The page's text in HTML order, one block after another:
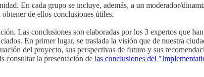
En cada grupo se incluye, además, a un moderador/
de ellos conclusiones útiles.
Las conclusiones son elaboradas por los 3 expertos que
En primer lugar, se traslada la visión que de nuestra
del proyecto, sus perspectivas de futuro y sus
consultar la presentación de las conclusiones del